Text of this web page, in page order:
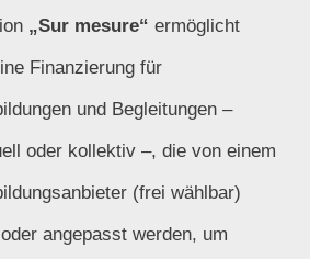
„Sur mesure“ ermöglicht
Finanzierung für
und Begleitungen –
oder kollektiv –, die von einem
(frei wählbar)
angepasst werden, um